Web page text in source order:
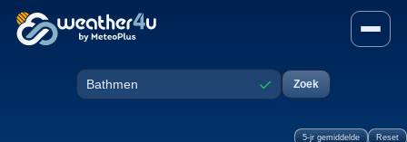
Neerslag in Bathmen,
✓ Zoek
5-jr gemiddelde Reset